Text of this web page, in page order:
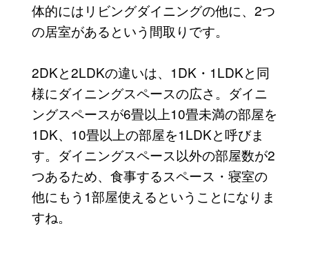
体的にはリビングダイニングの他に、2つ
の居室があるという間取りです。
2DKと2LDKの違いは、1DK・1LDKと同
様にダイニングスペースの広さ。ダイニ
ングスペースが6畳以上10畳未満の部屋を
1DK、10畳以上の部屋を1LDKと呼びま
す。ダイニングスペース以外の部屋数が2
つあるため、食事するスペース・寝室の
他にもう1部屋使えるということになりま
すね。